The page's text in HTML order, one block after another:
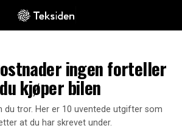
ingen forteller
kjøper bilen
du tror. Her er 10 uventede utgifter som
at du har skrevet under.